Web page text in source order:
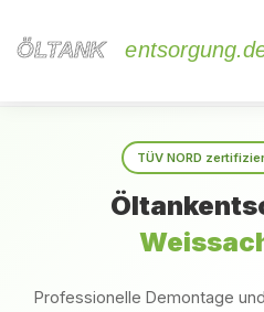
ÖLTANK
ÖLTANK
TÜV NORD
Professionelle Demontage